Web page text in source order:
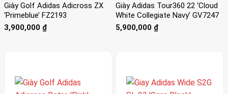
Giày Golf Adidas Adicross ZX
‘Primeblue’ FZ2193
3,900,000 ₫
Giày Adidas Tour360 22 ‘Cloud
White Collegiate Navy’ GV7247
5,900,000 ₫